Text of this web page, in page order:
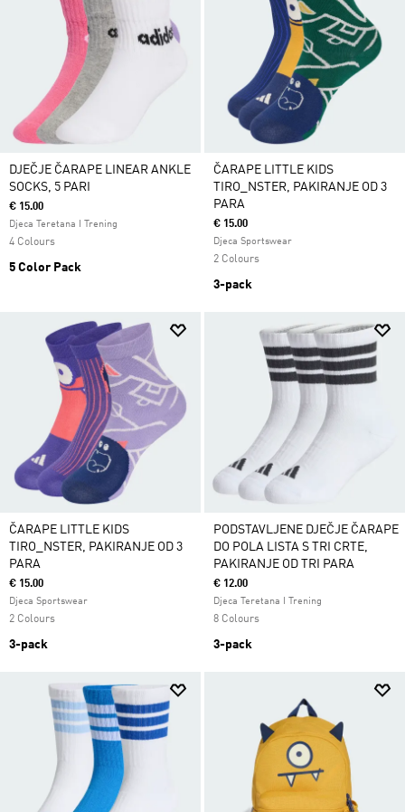
DJEČJE ČARAPE LINEAR ANKLE
SOCKS, 5 PARI
€ 15.00
Djeca Teretana I Trening
4 Colours
5 Color Pack
ČARAPE LITTLE KIDS
TIRO_NSTER, PAKIRANJE OD 3
PARA
€ 15.00
Djeca Sportswear
2 Colours
3-pack
ČARAPE LITTLE KIDS
TIRO_NSTER, PAKIRANJE OD 3
PARA
€ 15.00
Djeca Sportswear
2 Colours
3-pack
PODSTAVLJENE DJEČJE ČARAPE
DO POLA LISTA S TRI CRTE,
PAKIRANJE OD TRI PARA
€ 12.00
Djeca Teretana I Trening
8 Colours
3-pack